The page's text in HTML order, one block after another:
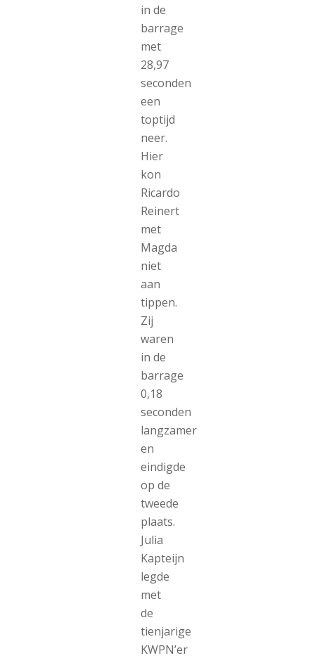
in de
barrage
met
28,97
seconden
een
toptijd
neer.
Hier
kon
Ricardo
Reinert
met
Magda
niet
aan
tippen.
Zij
waren
in de
barrage
0,18
seconden
langzamer
en
eindigde
op de
tweede
plaats.
Julia
Kapteijn
legde
met
de
tienjarige
KWPN’er